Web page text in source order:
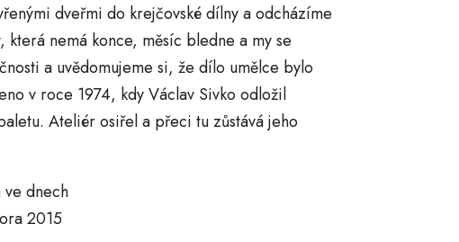
dveřmi do krejčovské dílny a odcházíme
která nemá konce, měsíc bledne a my se
a uvědomujeme si, že dílo umělce bylo
v roce 1974, kdy Václav Sivko odložil
Ateliér osiřel a přeci tu zůstává jeho
dnech
2015